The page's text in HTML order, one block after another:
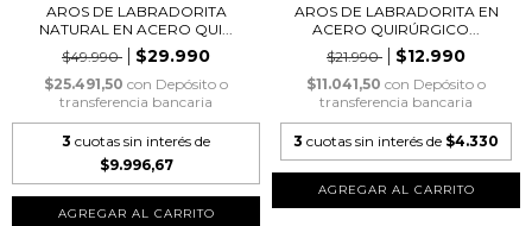
AROS DE LABRADORITA
NATURAL EN ACERO QUI...
$49.990
$29.990
$25.491,50 con Depósito o
transferencia bancaria
3 cuotas sin interés de
$9.996,67
AROS DE LABRADORITA EN
ACERO QUIRÚRGICO...
$21.990
$12.990
$11.041,50 con Depósito o
transferencia bancaria
3 cuotas sin interés de $4.330